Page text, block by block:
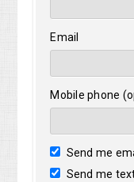
Email
Mobile phone
Send me
Send me